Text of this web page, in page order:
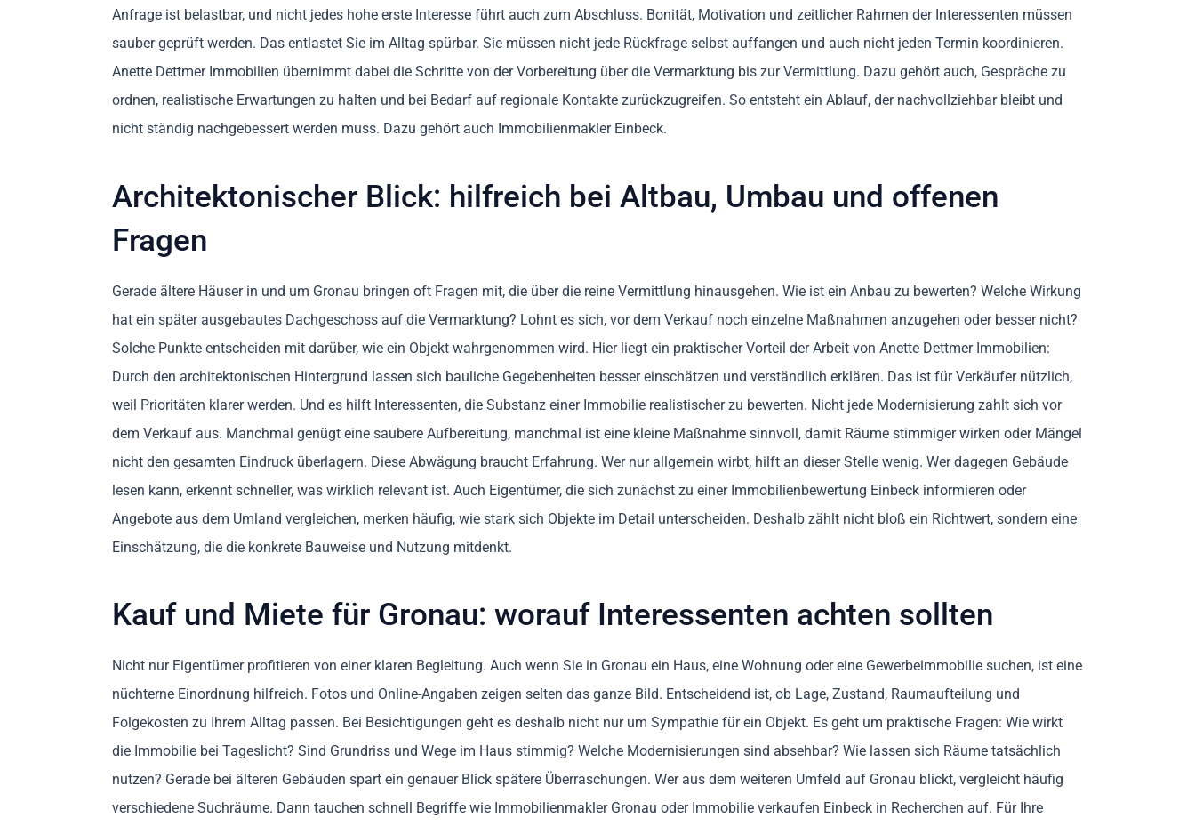
Anfrage ist belastbar, und nicht jedes hohe erste Interesse führt auch zum Abschluss. Bonität, Motivation und zeitlicher Rahmen der Interessenten müssen
sauber geprüft werden. Das entlastet Sie im Alltag spürbar. Sie müssen nicht jede Rückfrage selbst auffangen und auch nicht jeden Termin koordinieren.
Anette Dettmer Immobilien übernimmt dabei die Schritte von der Vorbereitung über die Vermarktung bis zur Vermittlung. Dazu gehört auch, Gespräche zu
ordnen, realistische Erwartungen zu halten und bei Bedarf auf regionale Kontakte zurückzugreifen. So entsteht ein Ablauf, der nachvollziehbar bleibt und
nicht ständig nachgebessert werden muss. Dazu gehört auch Immobilienmakler Einbeck.
Architektonischer Blick: hilfreich bei Altbau, Umbau und offenen
Fragen
Gerade ältere Häuser in und um Gronau bringen oft Fragen mit, die über die reine Vermittlung hinausgehen. Wie ist ein Anbau zu bewerten? Welche Wirkung
hat ein später ausgebautes Dachgeschoss auf die Vermarktung? Lohnt es sich, vor dem Verkauf noch einzelne Maßnahmen anzugehen oder besser nicht?
Solche Punkte entscheiden mit darüber, wie ein Objekt wahrgenommen wird. Hier liegt ein praktischer Vorteil der Arbeit von Anette Dettmer Immobilien:
Durch den architektonischen Hintergrund lassen sich bauliche Gegebenheiten besser einschätzen und verständlich erklären. Das ist für Verkäufer nützlich,
weil Prioritäten klarer werden. Und es hilft Interessenten, die Substanz einer Immobilie realistischer zu bewerten. Nicht jede Modernisierung zahlt sich vor
dem Verkauf aus. Manchmal genügt eine saubere Aufbereitung, manchmal ist eine kleine Maßnahme sinnvoll, damit Räume stimmiger wirken oder Mängel
nicht den gesamten Eindruck überlagern. Diese Abwägung braucht Erfahrung. Wer nur allgemein wirbt, hilft an dieser Stelle wenig. Wer dagegen Gebäude
lesen kann, erkennt schneller, was wirklich relevant ist. Auch Eigentümer, die sich zunächst zu einer Immobilienbewertung Einbeck informieren oder
Angebote aus dem Umland vergleichen, merken häufig, wie stark sich Objekte im Detail unterscheiden. Deshalb zählt nicht bloß ein Richtwert, sondern eine
Einschätzung, die die konkrete Bauweise und Nutzung mitdenkt.
Kauf und Miete für Gronau: worauf Interessenten achten sollten
Nicht nur Eigentümer profitieren von einer klaren Begleitung. Auch wenn Sie in Gronau ein Haus, eine Wohnung oder eine Gewerbeimmobilie suchen, ist eine
nüchterne Einordnung hilfreich. Fotos und Online-Angaben zeigen selten das ganze Bild. Entscheidend ist, ob Lage, Zustand, Raumaufteilung und
Folgekosten zu Ihrem Alltag passen. Bei Besichtigungen geht es deshalb nicht nur um Sympathie für ein Objekt. Es geht um praktische Fragen: Wie wirkt
die Immobilie bei Tageslicht? Sind Grundriss und Wege im Haus stimmig? Welche Modernisierungen sind absehbar? Wie lassen sich Räume tatsächlich
nutzen? Gerade bei älteren Gebäuden spart ein genauer Blick spätere Überraschungen. Wer aus dem weiteren Umfeld auf Gronau blickt, vergleicht häufig
verschiedene Suchräume. Dann tauchen schnell Begriffe wie Immobilienmakler Gronau oder Immobilie verkaufen Einbeck in Recherchen auf. Für Ihre